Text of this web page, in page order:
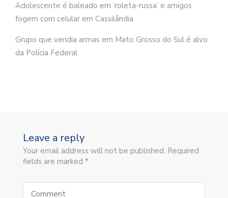
Adolescente é baleado em ‘roleta-russa’ e amigos
fogem com celular em Cassilândia
Grupo que vendia armas em Mato Grosso do Sul é alvo
da Polícia Federal
Leave a reply
Your email address will not be published. Required
fields are marked *